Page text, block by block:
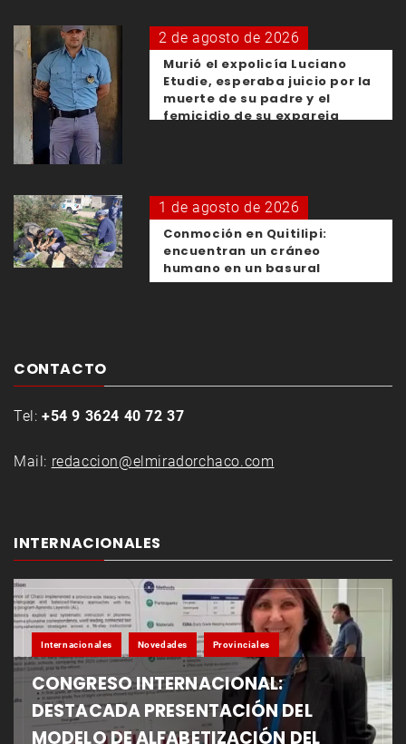
2 de agosto de 2026
Murió el expolicía Luciano
Etudie, esperaba juicio por la
muerte de su padre y el
femicidio de su expareja
1 de agosto de 2026
Conmoción en Quitilipi:
encuentran un cráneo
humano en un basural
CONTACTO
Tel: +54 9 3624 40 72 37
Mail: redaccion@elmiradorchaco.com
INTERNACIONALES
Internacionales Novedades Provinciales
CONGRESO INTERNACIONAL:
DESTACADA PRESENTACIÓN DEL
MODELO DE ALFABETIZACIÓN DEL